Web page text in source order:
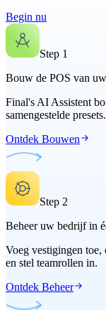
Begin nu
Step 1
Bouw de POS van
Final's AI Assistent
samengestelde presets.
Ontdek Bouwen
Step 2
Beheer uw bedrijf in
Voeg vestigingen toe,
en stel teamrollen in.
Ontdek Beheer